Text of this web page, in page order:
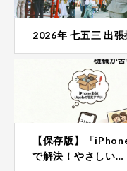
2026年 七五三 出
【保存版】「
で解決！やさしい…